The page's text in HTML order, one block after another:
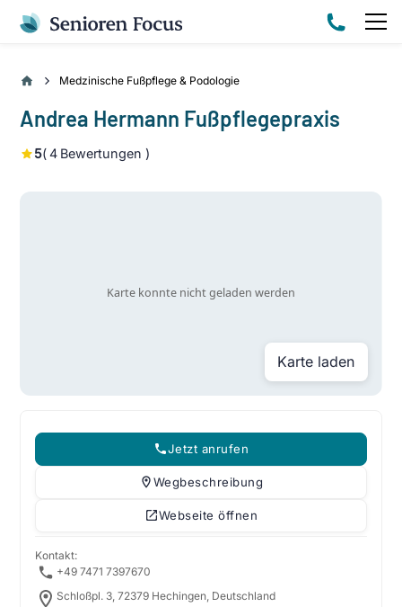
Medzinische Fußpflege & Podologie
Andrea Hermann Fußpflegepraxis
5(4 Bewertungen )
Karte laden
Jetzt anrufen
Wegbeschreibung
Webseite öffnen
Kontakt:
+49 7471 7397670
Schloßpl. 3, 72379 Hechingen, Deutschland